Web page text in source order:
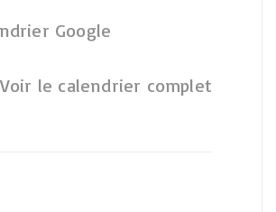
Google
Voir le calendrier complet